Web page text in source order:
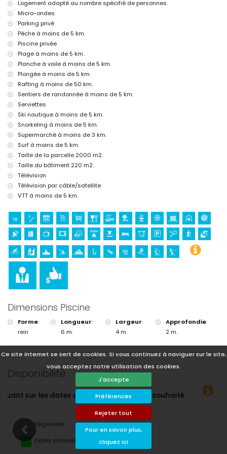
Ce site internet se sert de cookies. Si vous continuez à naviguer sur le site,
vous acceptez notre utilisation des cookies.
J'accepte
Préférences
Rejeter tout
Pour en savoir plus,
cliquez ici
Équipements et services inclus dans le prix de location de la villa
Internet (WiFi)
Linge de lit et serviettes
Chauffage central et climatisation
Équipements et services avec supplément
Service de blanchisserie
Lit supplémentaire et lits/couffins pour enfants (sur demande)
Divertissements et loisirs pour vos vacances à Jávea, Costa
Blanca
Promenade (El Arenal et Jávea) (à moins de 5 kilomètres de la
maison)
Sites touristiques et culture à Jávea, Costa Blanca
Église (Virgen de Loreto, Puerto et Jávea) (à moins de 5 kilomètres
de l'hébergement)
Musée (Histórico de Jávea, Jávea), ruine (Molinos de Viento,
Jávea), monument (Pueblo de Jávea, Jávea), bâtiment
architectural (Histórico de Jávea, Jávea), lieu historique (Pueblo
de Jávea et Jávea) (à moins de 10 kilomètres de l'hébergement)
Sports
Cyclisme (à moins de 1000 mètres de la villa)
Tennis, randonnée, VTT, escalade, canoë, kayak, pêche, plongée,
snorkeling, surf, planche à voile et ski nautique (à moins de 5
kilomètres de la villa)
Golf (Club de Golf, Jávea) et équitation (à moins de 10 kilomètres
de la villa)
Rafting (à moins de 50 kilomètres de la villa)
Logement adapté au nombre spécifié de personnes.
Micro-ondes
Parking privé
Pêche à moins de 5 km.
Piscine privée
Plage à moins de 5 km.
Planche à voile à moins de 5 km.
Plongée à moins de 5 km.
Rafting à moins de 50 km.
Sentiers de randonnée à moins de 5 km.
Serviettes
Ski nautique à moins de 5 km.
Snorkeling à moins de 5 km.
Supermarché à moins de 3 km.
Surf à moins de 5 km.
Taille de la parcelle 2000 m2.
Taille du bâtiment 220 m2.
Télévision
Télévision par câble/satellite
VTT à moins de 5 km.
Dimensions Piscine
Forme:
rein
Longueur:
6 m.
Largeur:
4 m.
Approfondie:
2 m.
Disponibilité
souhaitées !
Disponible
Dates choisies